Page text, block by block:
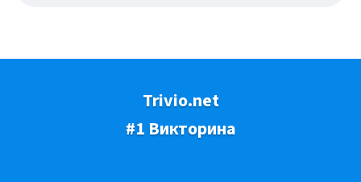
Trivio.net
#1 Викторина